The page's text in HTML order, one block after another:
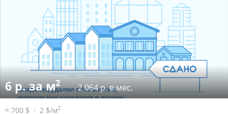
6 р. за м2 2 064 р. в мес.
≈ 700 $ 2 $/м2